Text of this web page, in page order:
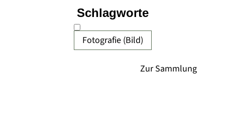
Fotografie (Bild)
Schlagworte